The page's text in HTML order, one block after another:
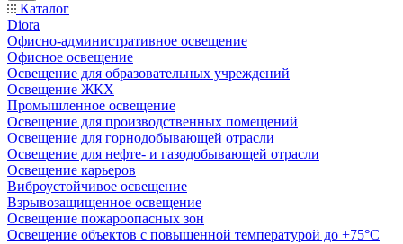
Каталог
Diora
Офисно-административное освещение
Офисное освещение
Освещение для образовательных учреждений
Освещение ЖКХ
Промышленное освещение
Освещение для производственных помещений
Освещение для горнодобывающей отрасли
Освещение для нефте- и газодобывающей отрасли
Освещение карьеров
Виброустойчивое освещение
Взрывозащищенное освещение
Освещение пожароопасных зон
Освещение объектов с повышенной температурой до +75°C